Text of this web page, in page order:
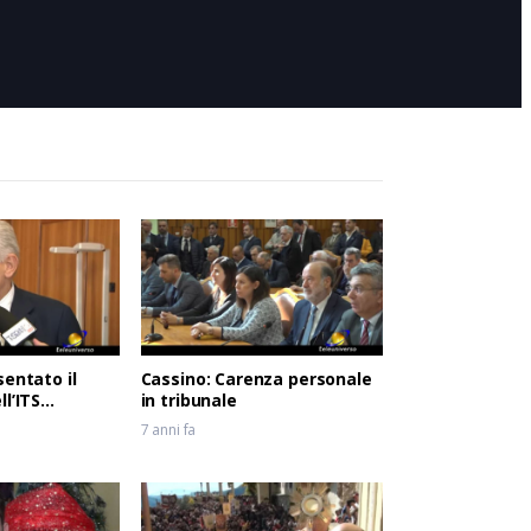
il
Lazio
Cassino: Carenza personale
in tribunale
7 anni fa